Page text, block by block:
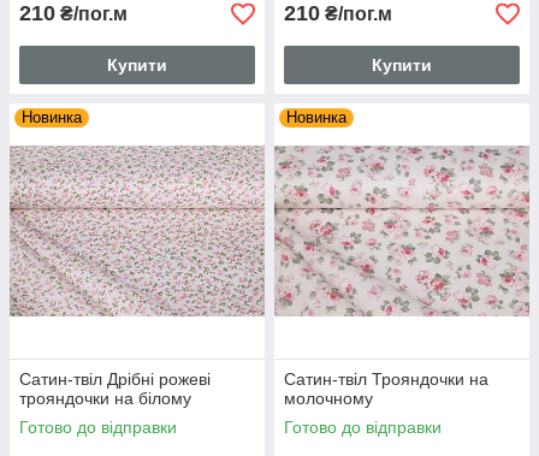
210 ₴/пог.м
Купити
210 ₴/пог.м
Купити
Новинка
Сатин-твіл Дрібні рожеві
трояндочки на білому
Готово до відправки
Новинка
Сатин-твіл Трояндочки на
молочному
Готово до відправки